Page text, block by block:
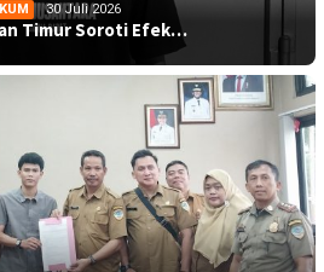
30 Juli 2026
Timur Soroti Efek…